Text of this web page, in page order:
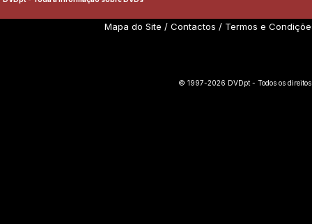
Mapa do Site / Contactos / Termos e
© 1997-2026 DVDpt - Todos os direitos